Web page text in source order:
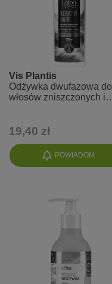
POWIADOM
Vis Plantis
Odżywka dwufazowa do
włosów zniszczonych i
19,40 zł